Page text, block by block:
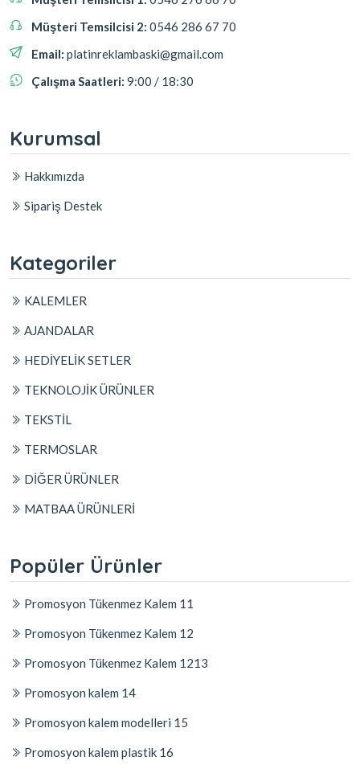
Müşteri Temsilcisi 2: 0546 286 67 70
Email: platinreklambaski@gmail.com
Çalışma Saatleri: 9:00 / 18:30
Kurumsal
Hakkımızda
Sipariş Destek
Kategoriler
KALEMLER
AJANDALAR
HEDİYELİK SETLER
TEKNOLOJİK ÜRÜNLER
TEKSTİL
TERMOSLAR
DİĞER ÜRÜNLER
MATBAA ÜRÜNLERİ
Popüler Ürünler
Promosyon Tükenmez Kalem 11
Promosyon Tükenmez Kalem 12
Promosyon Tükenmez Kalem 1213
Promosyon kalem 14
Promosyon kalem modelleri 15
Promosyon kalem plastik 16